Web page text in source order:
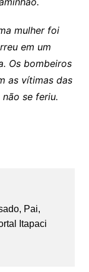
mulher foi
em um
Os bombeiros
as vítimas das
se feriu.
Pai,
Itapaci